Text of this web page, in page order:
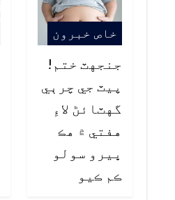
خاص خبرون
جنجهٽ ختم!
پيٽ جي چرٻي
گهٽائڻ لاءِ
هفتي ۾ هڪ
ڀيرو سولو
ڪم ڪيو